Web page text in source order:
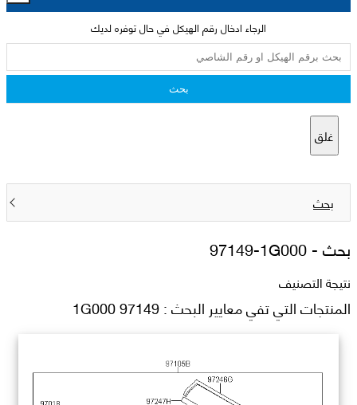
الرجاء ادخال رقم الهيكل في حال توفره لديك
بحث
غلق
بحث
بحث -97149-1G000
نتيجة التصنيف
المنتجات التي تفي معايير البحث : 97149 1G000